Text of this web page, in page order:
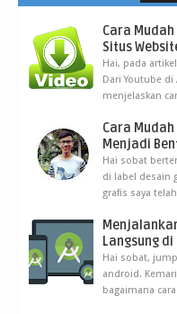
Cara
Situs
Hai, pada
Dari Youtube di
menjelaskan
Cara
Menjadi
Hai sobat
di label desain
grafis saya
Langsung
Hai sobat,
android.
bagaimana